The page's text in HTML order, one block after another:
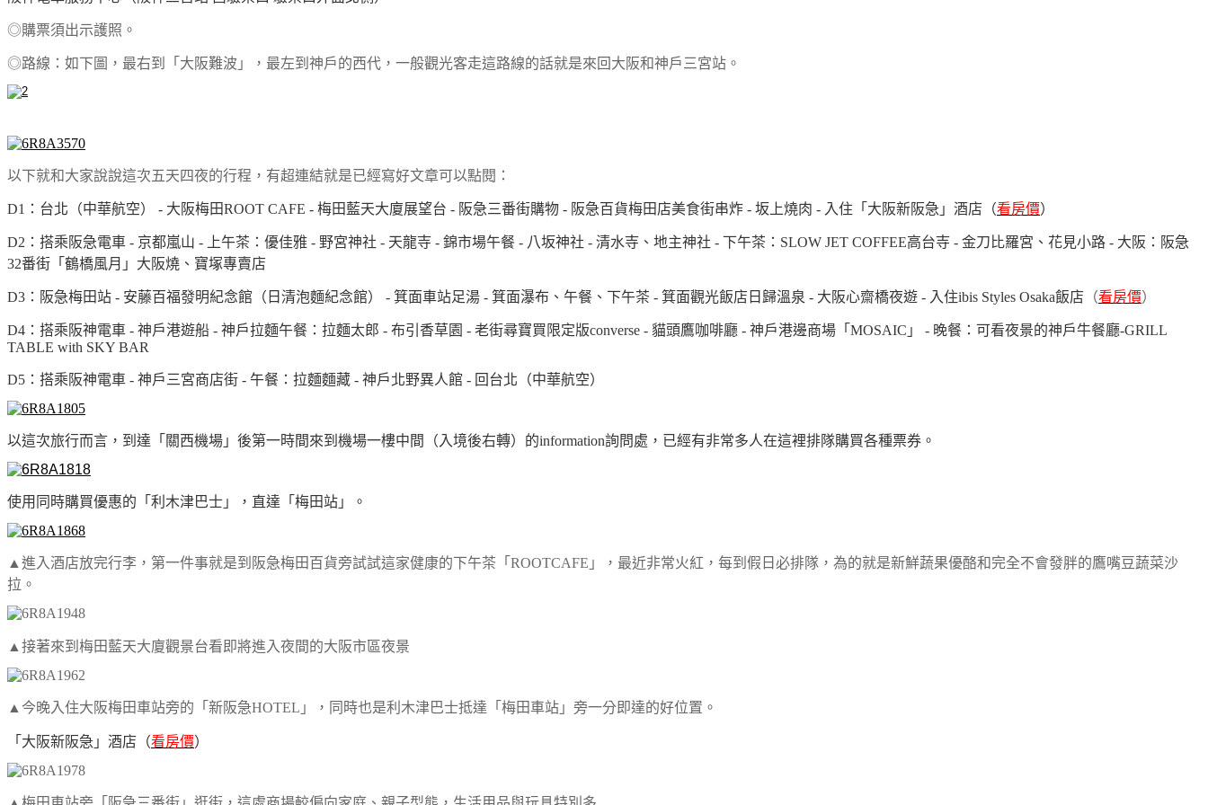
◎購票須出示護照。
◎路線：如下圖，最右到「大阪難波」，最左到神戶的西代，一般觀光客走這路線的話就是來回大阪和神戶三宮站。
以下就和大家說說這次五天四夜的行程，有超連結就是已經寫好文章可以點閱：
D1：台北（中華航空） - 大阪梅田ROOT CAFE - 梅田藍天大廈展望台 - 阪急三番街購物 - 阪急百貨梅田店美食街串炸 - 坂上燒肉 - 入住「大阪新阪急」酒店（看房價）
D2：搭乘阪急電車 - 京都嵐山 - 上午茶：優佳雅 - 野宮神社 - 天龍寺 - 錦市場午餐 - 八坂神社 - 清水寺、地主神社 - 下午茶：SLOW JET COFFEE高台寺 - 金刀比羅宮、花見小路 - 大阪：阪急
32番街「鶴橋風月」大阪燒、寶塚專賣店
D3：阪急梅田站 - 安藤百福發明紀念館（日清泡麵紀念館） - 箕面車站足湯 - 箕面瀑布、午餐、下午茶 - 箕面觀光飯店日歸溫泉 - 大阪心齋橋夜遊 - 入住ibis Styles Osaka飯店 （看房價）
D4：搭乘阪神電車 - 神戶港遊船 - 神戶拉麵午餐：拉麵太郎 - 布引香草園 - 老街尋寶買限定版converse - 貓頭鷹咖啡廳 - 神戶港邊商場「MOSAIC」 - 晚餐：可看夜景的神戶牛餐廳-GRILL
TABLE with SKY BAR
D5：搭乘阪神電車 - 神戶三宮商店街 - 午餐：拉麵麵藏 - 神戶北野異人館 - 回台北（中華航空）
以這次旅行而言，到達「關西機場」後第一時間來到機場一樓中間（入境後右轉）的information詢問處，已經有非常多人在這裡排隊購買各種票券。
使用同時購買優惠的「利木津巴士」，直達「梅田站」。
▲進入酒店放完行李，第一件事就是到阪急梅田百貨旁試試這家健康的下午茶「ROOTCAFE」，最近非常火紅，每到假日必排隊，為的就是新鮮蔬果優酪和完全不會發胖的鷹嘴豆蔬菜沙
拉。
▲接著來到梅田藍天大廈觀景台看即將進入夜間的大阪市區夜景
▲今晚入住大阪梅田車站旁的「新阪急HOTEL」，同時也是利木津巴士抵達「梅田車站」旁一分即達的好位置。
「大阪新阪急」酒店（看房價）